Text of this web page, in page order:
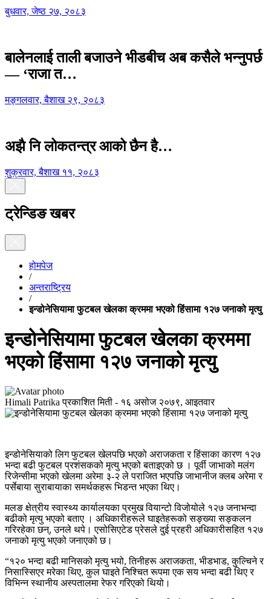
बुधवार, जेष्ठ २७, २०८३
बालेनलाई ताली बजाउने भीडबीच अब कसैले भन्नुपर्छ
— ‘राजा त…
मङ्गलवार, बैशाख २९, २०८३
अझै नि लोकतन्त्र आको छैन है…
शुक्रवार, बैशाख ११, २०८३
ट्रेन्डिङ खबर
होमपेज
/
अन्तराष्ट्रिय
/
इन्डोनेसियामा फुटबल खेलका क्रममा भएको हिंसामा १२७ जनाको मृत्यु
इन्डोनेसियामा फुटबल खेलका क्रममा
भएको हिंसामा १२७ जनाको मृत्यु
Himali Patrika प्रकाशित मिती - १६ असोज २०७९, आइतवार
इन्डोनेसियाको लिग फुटबल खेलपछि भएको अराजकता र हिंसाका कारण १२७
भन्दा बढी फुटबल प्रशंसकको मृत्यु भएको बताइएको छ । पूर्वी जाभाको मलंग
रिजेन्सीमा भएको खेलमा अरेमा ३-२ ले पराजित भएपछि जाभानीज क्लब अरेमा र
पर्सेबाया सुराबायाका समर्थकहरू भिडन्त भएका थिए।
मलङ क्षेत्रीय स्वास्थ्य कार्यालयका प्रमुख वियान्टो विजोयोले १२७ जनाभन्दा
बढीको मृत्यु भएको बताए । अधिकारीहरूले घाइतेहरूको सङ्ख्या सङ्कलन
गरिरहेका छन्, उनले थपे। एसोसिएटेड प्रेसले दुई प्रहरी अधिकारीसहित १२७
जनाको मृत्यु भएको जनाएको छ।
“१२० भन्दा बढी मानिसको मृत्यु भयो, तिनीहरू अराजकता, भीडभाड, कुल्चिने र
निसास्सिएर मरेका थिए, कुल घाइते निश्चित रूपमा एक सय भन्दा बढी थिए र
विभिन्न स्थानीय अस्पतालमा रेफर गरिएको थियो।